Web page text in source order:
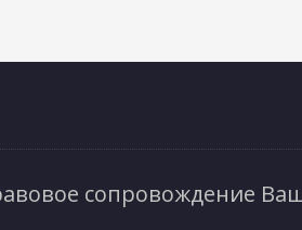
сопровождение